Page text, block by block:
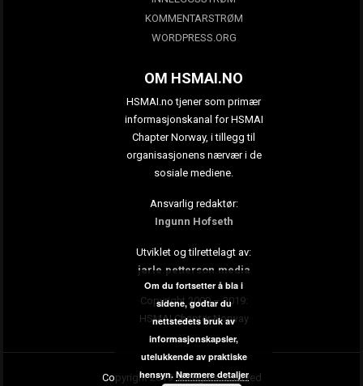
KOMMENTARSTRØM
WORDPRESS.ORG
OM HSMAI.NO
HSMAI.no tjener som primær
informasjonskanal for HSMAI
Chapter Norway, i tillegg til
organisasjonens nærvær i de
sosiale mediene.
Ansvarlig redaktør:
Ingunn Hofseth
Utviklet og tilrettelagt av:
jarle.petterson.media
Copyright 2009 – 2019:
HSMAI Chapter Norway
Copyright 2019. All rights reserved
Om du fortsetter å bla i
sidene, godtar du
nettstedets bruk av
informasjonskapsler,
utelukkende av praktiske
hensyn. Nærmere detaljer